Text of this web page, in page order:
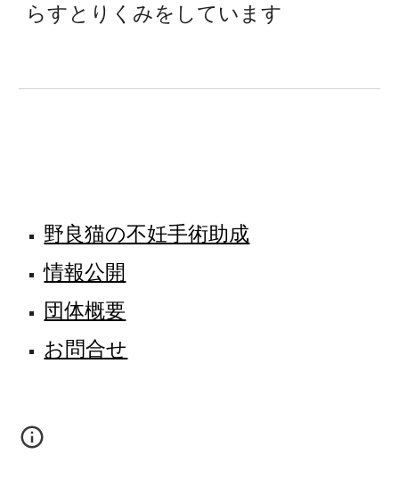
らすとりくみをしています
野良猫の不妊手術助成
情報公開
団体概要
お問合せ